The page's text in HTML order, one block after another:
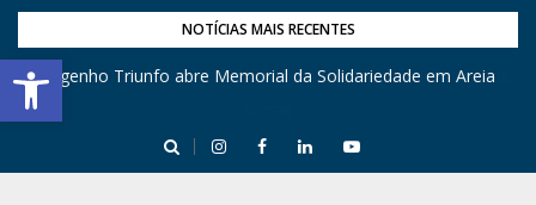
Barra de Ferramentas Aberta
NOTÍCIAS MAIS RECENTES
Engenho Triunfo abre Memorial da Solidariedade em Areia